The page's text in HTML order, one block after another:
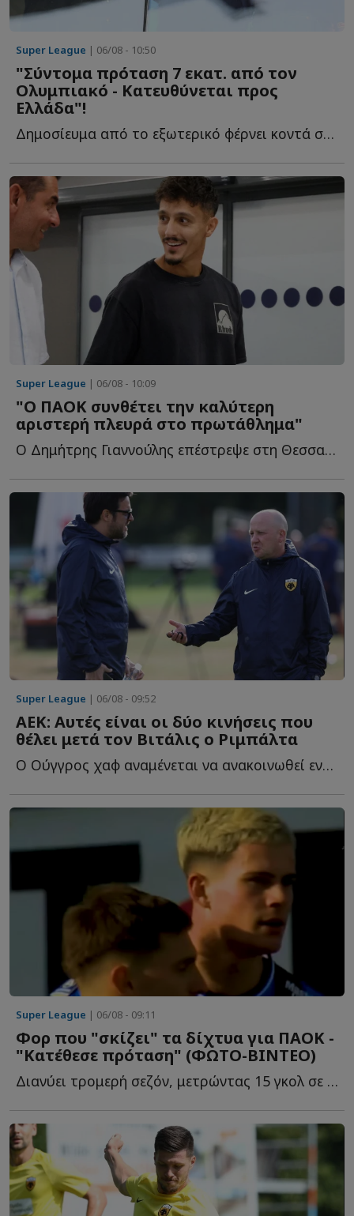
Super League | 06/08 - 10:50
"Σύντομα πρόταση 7 εκατ. από τον
Ολυμπιακό - Κατευθύνεται προς
Ελλάδα"!
Δημοσίευμα από το εξωτερικό φέρνει κοντά στους Ερυθρόλευκους ξ...
Super League | 06/08 - 10:09
"Ο ΠΑΟΚ συνθέτει την καλύτερη
αριστερή πλευρά στο πρωτάθλημα"
Ο Δημήτρης Γιαννούλης επέστρεψε στη Θεσσαλονίκη και ο...
Super League | 06/08 - 09:52
ΑΕΚ: Αυτές είναι οι δύο κινήσεις που
θέλει μετά τον Βιτάλις ο Ριμπάλτα
Ο Ούγγρος χαφ αναμένεται να ανακοινωθεί εντός της ημέρας, α...
Super League | 06/08 - 09:11
Φορ που "σκίζει" τα δίχτυα για ΠΑΟΚ -
"Κατέθεσε πρόταση" (ΦΩΤΟ-ΒΙΝΤΕΟ)
Διανύει τρομερή σεζόν, μετρώντας 15 γκολ σε ισάριθμα π...